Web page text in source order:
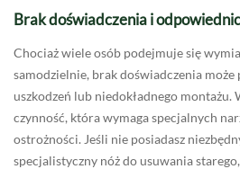
Brak doświadczenia i
Chociaż wiele osób podejmuje się
samodzielnie, brak doświadczenia
uszkodzeń lub niedokładnego montażu.
czynność, która wymaga specjalnych
ostrożności. Jeśli nie posiadasz
specjalistyczny nóż do usuwania